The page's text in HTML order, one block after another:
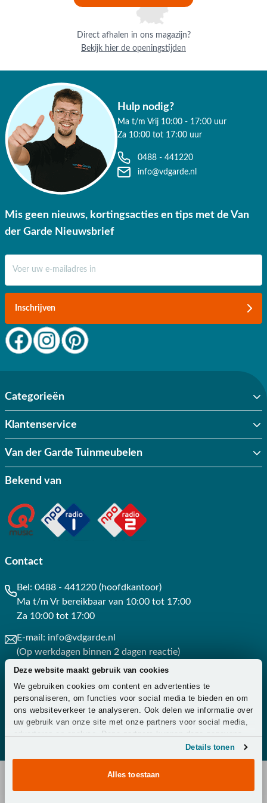
Deze website maakt gebruik van cookies
We gebruiken cookies om content en advertenties te
personaliseren, om functies voor social media te bieden en om
ons websiteverkeer te analyseren. Ook delen we informatie over
uw gebruik van onze site met onze partners voor social media,
adverteren en analyse. Deze partners kunnen deze gegevens
combineren met andere informatie die u aan ze heeft verstrekt
of die ze hebben verzameld op basis van uw gebruik van hun
Details tonen
Alles toestaan
webshop is zo eenvoudig mogelijk ontworpen, zodat je al je gewenste
producten snel en gemakkelijk kunt bestellen. Naast online bestellen,
showrooms in Apeldoorn, Duiven of Opheusden. Onze specialisten
10.00 - 17.00 uur bereikbaar op 0488-441220. Liever mailen? Dat doe
je gemakkelijk met onze
klantenservice.
Direct afhalen in ons magazijn?
Bekijk hier de openingstijden
Hulp nodig?
Ma t/m Vrij 10:00 - 17:00 uur
Za 10:00 tot 17:00 uur
0488 - 441220
info@vdgarde.nl
Mis geen nieuws, kortingsacties en tips met de Van
der Garde Nieuwsbrief
Inschrijven
Categorieën
Klantenservice
Van der Garde Tuinmeubelen
Bekend van
Contact
Bel: 0488 - 441220 (hoofdkantoor)
Ma t/m Vr bereikbaar van 10:00 tot 17:00
Za 10:00 tot 17:00
E-mail: info@vdgarde.nl
(Op werkdagen binnen 2 dagen reactie)
Whatsapp: 0488441220
(Op werkdagen binnen 3 uur reactie)
Contact